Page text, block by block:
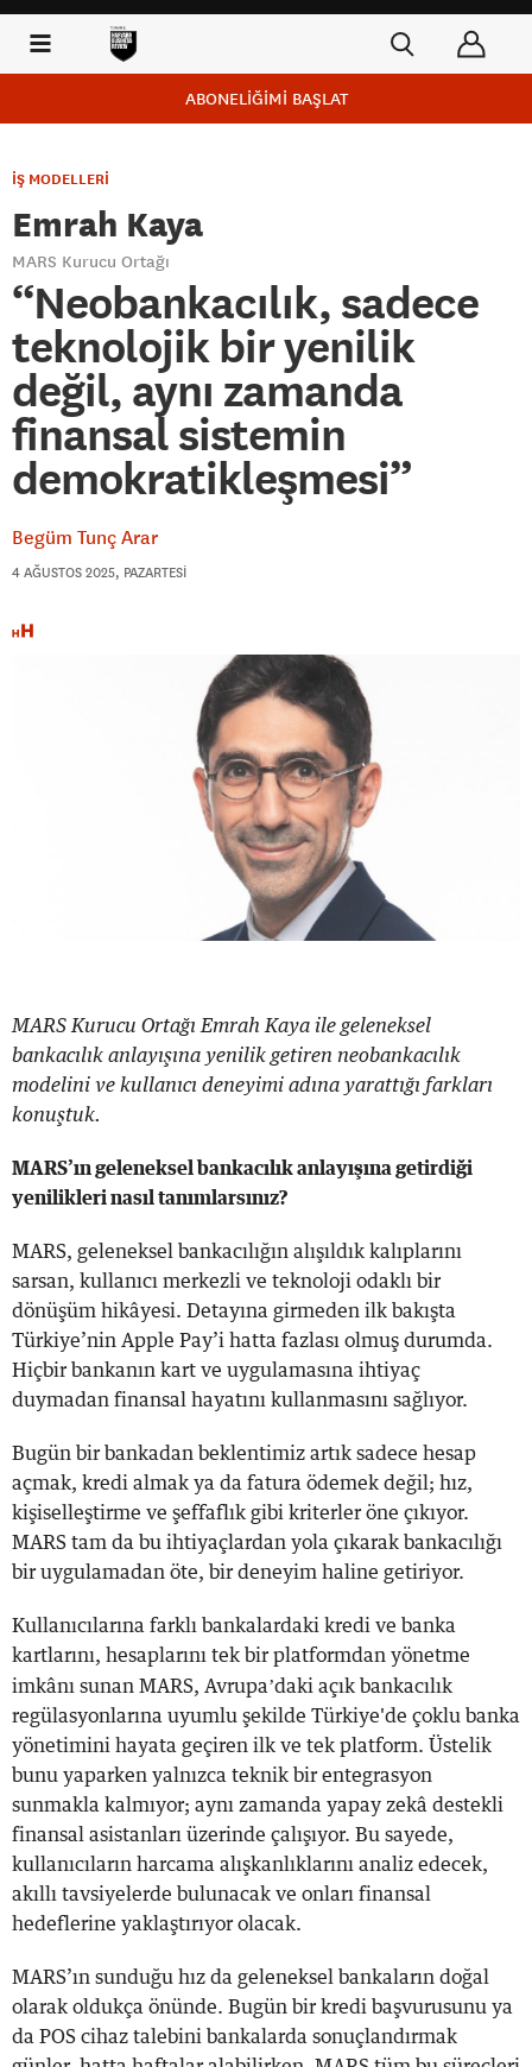
ABONELİĞİMİ BAŞLAT
İŞ MODELLERİ
Emrah Kaya
MARS Kurucu Ortağı
“Neobankacılık, sadece
teknolojik bir yenilik
değil, aynı zamanda
finansal sistemin
demokratikleşmesi”
Begüm Tunç Arar
4 AĞUSTOS 2025, PAZARTESI
MARS Kurucu Ortağı Emrah Kaya ile geleneksel
bankacılık anlayışına yenilik getiren neobankacılık
modelini ve kullanıcı deneyimi adına yarattığı farkları
konuştuk.
MARS’ın geleneksel bankacılık anlayışına getirdiği
yenilikleri nasıl tanımlarsınız?
MARS, geleneksel bankacılığın alışıldık kalıplarını
sarsan, kullanıcı merkezli ve teknoloji odaklı bir
dönüşüm hikâyesi. Detayına girmeden ilk bakışta
Türkiye’nin Apple Pay’i hatta fazlası olmuş durumda.
Hiçbir bankanın kart ve uygulamasına ihtiyaç
duymadan finansal hayatını kullanmasını sağlıyor.
Bugün bir bankadan beklentimiz artık sadece hesap
açmak, kredi almak ya da fatura ödemek değil; hız,
kişiselleştirme ve şeffaflık gibi kriterler öne çıkıyor.
MARS tam da bu ihtiyaçlardan yola çıkarak bankacılığı
bir uygulamadan öte, bir deneyim haline getiriyor.
Kullanıcılarına farklı bankalardaki kredi ve banka
kartlarını, hesaplarını tek bir platformdan yönetme
imkânı sunan MARS, Avrupa’daki açık bankacılık
regülasyonlarına uyumlu şekilde Türkiye'de çoklu banka
yönetimini hayata geçiren ilk ve tek platform. Üstelik
bunu yaparken yalnızca teknik bir entegrasyon
sunmakla kalmıyor; aynı zamanda yapay zekâ destekli
finansal asistanları üzerinde çalışıyor. Bu sayede,
kullanıcıların harcama alışkanlıklarını analiz edecek,
akıllı tavsiyelerde bulunacak ve onları finansal
hedeflerine yaklaştırıyor olacak.
MARS’ın sunduğu hız da geleneksel bankaların doğal
olarak oldukça önünde. Bugün bir kredi başvurusunu ya
da POS cihaz talebini bankalarda sonuçlandırmak